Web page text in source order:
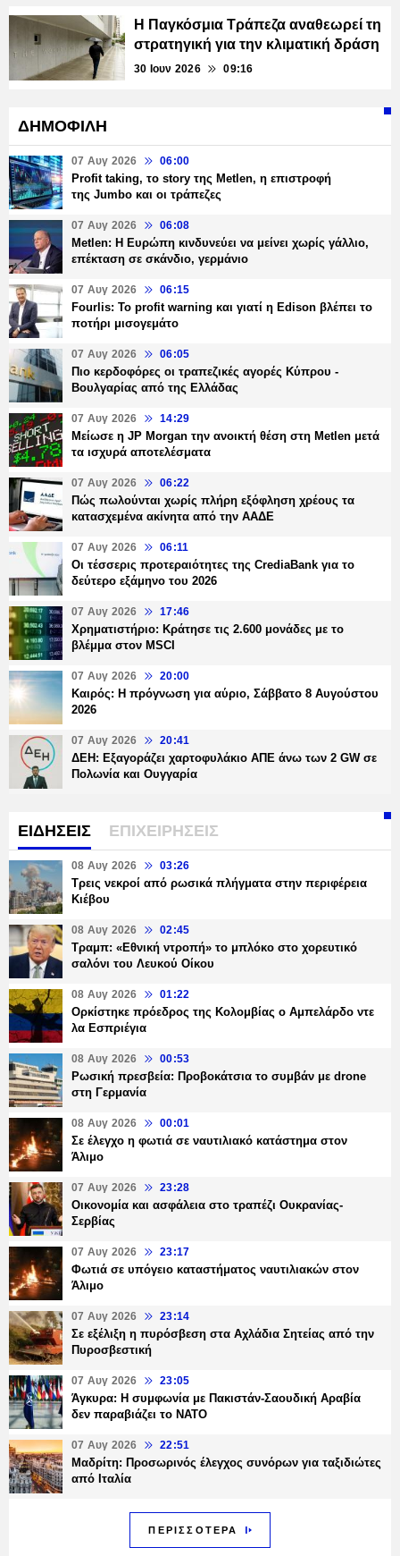
Η Παγκόσμια Τράπεζα αναθεωρεί τη
στρατηγική για την κλιματική δράση
30 Ιουν 2026 09:16
ΔΗΜΟΦΙΛΗ
07 Αυγ 2026 06:00
Profit taking, το story της Metlen, η επιστροφή
της Jumbo και οι τράπεζες
07 Αυγ 2026 06:08
Metlen: Η Ευρώπη κινδυνεύει να μείνει χωρίς γάλλιο,
επέκταση σε σκάνδιο, γερμάνιο
07 Αυγ 2026 06:15
Fourlis: Το profit warning και γιατί η Edison βλέπει το
ποτήρι μισογεμάτο
07 Αυγ 2026 06:05
Πιο κερδοφόρες οι τραπεζικές αγορές Κύπρου -
Βουλγαρίας από της Ελλάδας
07 Αυγ 2026 14:29
Μείωσε η JP Morgan την ανοικτή θέση στη Metlen μετά
τα ισχυρά αποτελέσματα
07 Αυγ 2026 06:22
Πώς πωλούνται χωρίς πλήρη εξόφληση χρέους τα
κατασχεμένα ακίνητα από την ΑΑΔΕ
07 Αυγ 2026 06:11
Οι τέσσερις προτεραιότητες της CrediaBank για το
δεύτερο εξάμηνο του 2026
07 Αυγ 2026 17:46
Χρηματιστήριο: Κράτησε τις 2.600 μονάδες με το
βλέμμα στον MSCI
07 Αυγ 2026 20:00
Καιρός: Η πρόγνωση για αύριο, Σάββατο 8 Αυγούστου
2026
07 Αυγ 2026 20:41
ΔΕΗ: Εξαγοράζει χαρτοφυλάκιο ΑΠΕ άνω των 2 GW σε
Πολωνία και Ουγγαρία
ΕΙΔΗΣΕΙΣ ΕΠΙΧΕΙΡΗΣΕΙΣ
08 Αυγ 2026 03:26
Τρεις νεκροί από ρωσικά πλήγματα στην περιφέρεια
Κιέβου
08 Αυγ 2026 02:45
Τραμπ: «Εθνική ντροπή» το μπλόκο στο χορευτικό
σαλόνι του Λευκού Οίκου
08 Αυγ 2026 01:22
Ορκίστηκε πρόεδρος της Κολομβίας ο Αμπελάρδο ντε
λα Εσπριέγια
08 Αυγ 2026 00:53
Ρωσική πρεσβεία: Προβοκάτσια το συμβάν με drone
στη Γερμανία
08 Αυγ 2026 00:01
Σε έλεγχο η φωτιά σε ναυτιλιακό κατάστημα στον
Άλιμο
07 Αυγ 2026 23:28
Οικονομία και ασφάλεια στο τραπέζι Ουκρανίας-
Σερβίας
07 Αυγ 2026 23:17
Φωτιά σε υπόγειο καταστήματος ναυτιλιακών στον
Άλιμο
07 Αυγ 2026 23:14
Σε εξέλιξη η πυρόσβεση στα Αχλάδια Σητείας από την
Πυροσβεστική
07 Αυγ 2026 23:05
Άγκυρα: Η συμφωνία με Πακιστάν-Σαουδική Αραβία
δεν παραβιάζει το ΝΑΤΟ
07 Αυγ 2026 22:51
Μαδρίτη: Προσωρινός έλεγχος συνόρων για ταξιδιώτες
από Ιταλία
ΠΕΡΙΣΣΟΤΕΡΑ